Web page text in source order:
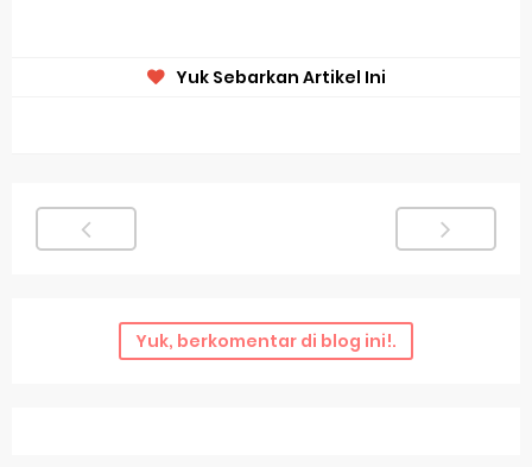
Yuk Sebarkan Artikel Ini
Yuk, berkomentar di blog ini!.